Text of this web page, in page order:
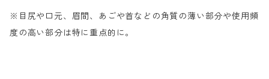
※目尻や口元、眉間、あごや首などの角質の薄い部分や使用頻
度の高い部分は特に重点的に。